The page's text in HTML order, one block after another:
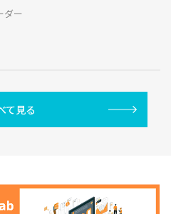
ダー
て見る